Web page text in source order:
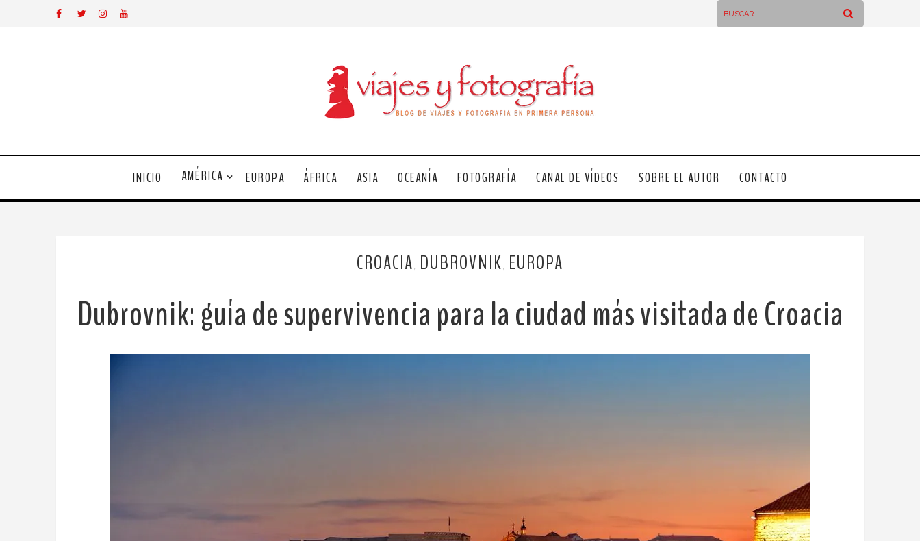
INICIO AMÉRICA EUROPA ÁFRICA ASIA OCEANÍA FOTOGRAFÍA CANAL DE VÍDEOS SOBRE EL AUTOR CONTACTO
CROACIA DUBROVNIK EUROPA
Dubrovnik: guía de supervivencia para la ciudad más visitada de Croacia